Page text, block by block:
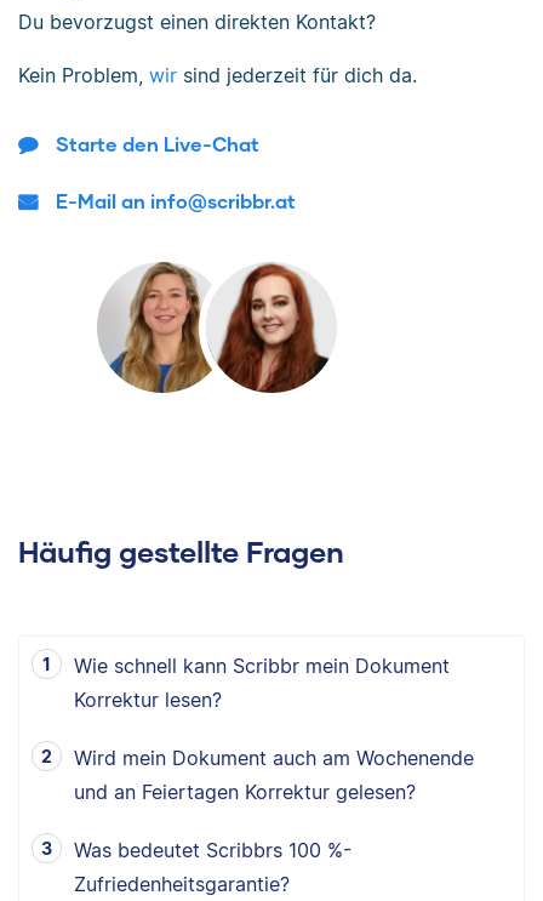
Du bevorzugst einen direkten Kontakt?
Kein Problem, wir sind jederzeit für dich da.
Starte den Live-Chat
E-Mail an info@scribbr.at
Häufig gestellte Fragen
Wie schnell kann Scribbr mein Dokument
Korrektur lesen?
Wird mein Dokument auch am Wochenende
und an Feiertagen Korrektur gelesen?
Was bedeutet Scribbrs 100 %-
Zufriedenheitsgarantie?